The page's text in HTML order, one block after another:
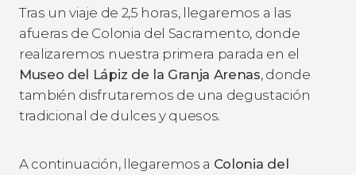
Tras un viaje de 2,5 horas, llegaremos a las
afueras de Colonia del Sacramento, donde
realizaremos nuestra primera parada en el
Museo del Lápiz de la Granja Arenas, donde
también disfrutaremos de una degustación
tradicional de dulces y quesos.
A continuación, llegaremos a Colonia del